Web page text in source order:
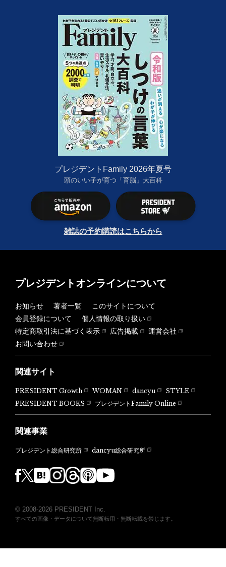
プレジデントFamily 2026年夏号
頭のいい子が育つ「育脳」大百科
雑誌の予約購読はこちらから
プレジデントオンラインについて
お知らせ 著者一覧
このサイトについて
会員登録について
個人情報の取り扱い
特定商取引法に基づく表示
広告掲載
運営会社
お問い合わせ
関連サイト
PRESIDENT Growth WOMAN dancyu
STYLE
PRESIDENT BOOKS
プレジデントFamily Online
関連事業
プレジデント総合研究所 dancyu総合研究所
© 2008-2026 PRESIDENT Inc.
すべての画像・データについて無断転用・無断転載を禁じます。